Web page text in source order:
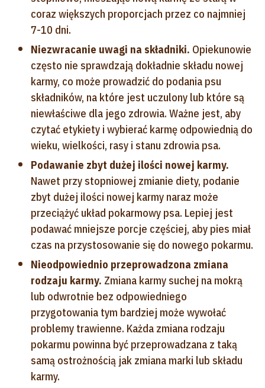
coraz większych proporcjach przez co najmniej
7-10 dni.
Niezwracanie uwagi na składniki. Opiekunowie
często nie sprawdzają dokładnie składu nowej
karmy, co może prowadzić do podania psu
składników, na które jest uczulony lub które są
niewłaściwe dla jego zdrowia. Ważne jest, aby
czytać etykiety i wybierać karmę odpowiednią do
wieku, wielkości, rasy i stanu zdrowia psa.
Podawanie zbyt dużej ilości nowej karmy.
Nawet przy stopniowej zmianie diety, podanie
zbyt dużej ilości nowej karmy naraz może
przeciążyć układ pokarmowy psa. Lepiej jest
podawać mniejsze porcje częściej, aby pies miał
czas na przystosowanie się do nowego pokarmu.
Nieodpowiednio przeprowadzona zmiana
rodzaju karmy. Zmiana karmy suchej na mokrą
lub odwrotnie bez odpowiedniego
przygotowania tym bardziej może wywołać
problemy trawienne. Każda zmiana rodzaju
pokarmu powinna być przeprowadzana z taką
samą ostrożnością jak zmiana marki lub składu
karmy.